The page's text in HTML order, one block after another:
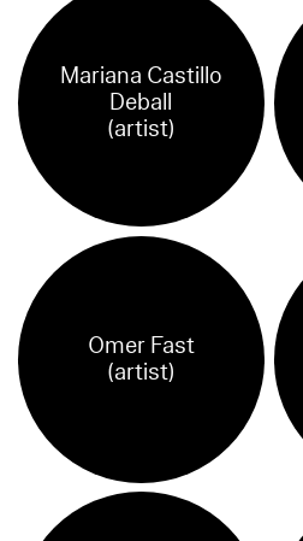
Mariana Castillo
Deball
(artist)
Omer Fast
(artist)